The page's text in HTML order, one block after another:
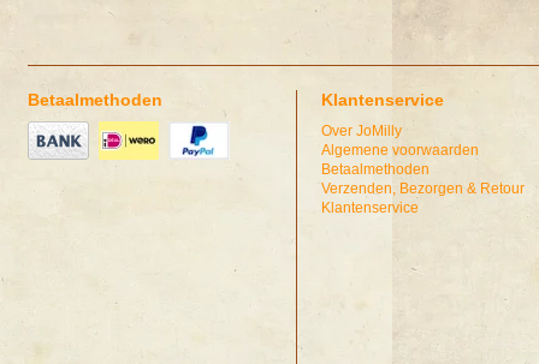
Betaalmethoden Klantenservice
Over JoMilly
Algemene voorwaarden
Betaalmethoden
Verzenden, Bezorgen & Retour
Klantenservice